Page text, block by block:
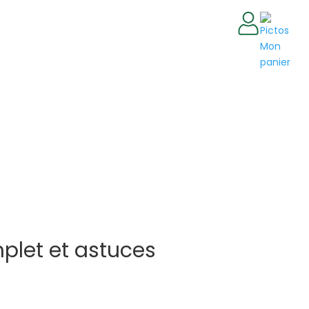
et astuces